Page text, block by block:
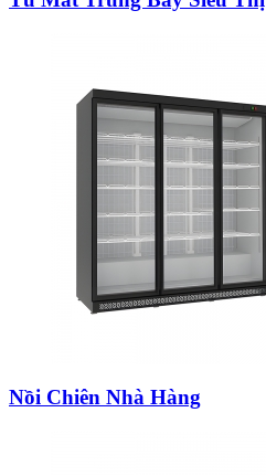
Nồi Chiên Nhà Hàng